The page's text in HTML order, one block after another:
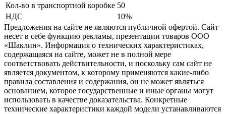
Кол-во в транспортной коробке 50
НДС
10%
Предложения на сайте не являются публичной офертой. Сайт
несет в себе функцию рекламы, презентации товаров ООО
«Шаклин». Информация о технических характеристиках,
содержащаяся на сайте, может не в полной мере
соответствовать действительности, и поскольку сам сайт не
является документом, к которому применяются какие-либо
правила составления и содержания, он не может являться
основанием, которое государственные и иные органы могут
использовать в качестве доказательства. Конкретные
технические характеристики каждой модели устанавливаются